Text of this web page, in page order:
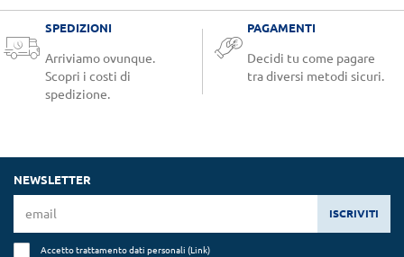
SPEDIZIONI
Arriviamo ovunque.
Scopri i costi di
spedizione.
PAGAMENTI
Decidi tu come pagare
tra diversi metodi sicuri.
NEWSLETTER
ISCRIVITI
Accetto trattamento dati personali (Link)